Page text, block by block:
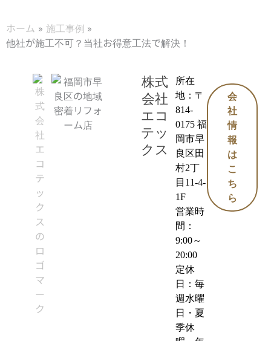
ホーム
施工事例
他社が施工不可？当社お得意工法で解決！
株式
会社
エコ
テッ
クス
所在
地：〒
814-
0175 福
岡市早
良区田
村2丁
目11-4-
1F
営業時
間：
9:00～
20:00
定休
日：毎
週水曜
日・夏
季休
会
社
情
報
は
こ
ち
ら